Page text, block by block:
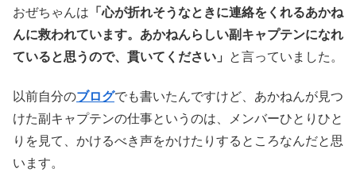
おぜちゃんは 「心が折れそうなときに連絡をくれるあかね
んに救われています。あかねんらしい副キャプテンになれ
ていると思うので、貫いてください」
と言っていました。
以前自分のブログでも書いたんですけど、あかねんが見つ
けた副キャプテンの仕事というのは、メンバーひとりひと
りを見て、かけるべき声をかけたりするところなんだと思
います。